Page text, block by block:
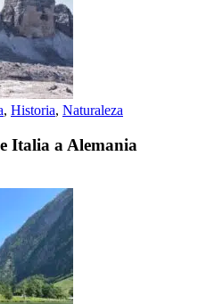
, Historia, Naturaleza
Italia a Alemania